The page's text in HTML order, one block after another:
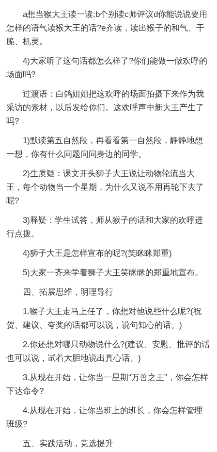
a想当猴大王读一读;b个别读c师评议d你能说说要用
怎样的语气读猴大王的话?e齐读，读出猴子的和气、干
脆、机灵。
4)大家听了这句话都怎么样了?你们能做一做欢呼的
场面吗?
过渡语：白鸽姐姐把这欢呼的场面拍摄下来作为我
采访的素材，以后发给你们。这欢呼声中新大王产生了
吗?
1)默读第五自然段，再看看第一自然段，静静地想
一想，你有什么问题问问身边的同学。
2)生质疑：课文开头狮子大王说让动物轮流当大
王，每个动物当一个星期，为什么又说不用再轮下去了
呢?
3)释疑：学生试答，师从猴子的话和大家的欢呼进
行点拨。
4)狮子大王是怎样宣布的呢?(笑眯眯郑重)
5)大家一齐来学着狮子大王笑眯眯的郑重地宣布。
四、拓展思维，明理导行
1.猴子大王走马上任了，你想对他说些什么呢?(祝
贺、建议、夸奖的话都可以说，说句知心的话。)
2.你还想对哪只动物说什么?(建议、安慰、批评的话
也可以说，试着大胆地说出真心话。)
3.从现在开始，让你当一星期“万兽之王”，你会怎样
下达命令?
4.从现在开始，让你当班上的班长，你会怎样管理
班级?
五、实践活动，竞选提升